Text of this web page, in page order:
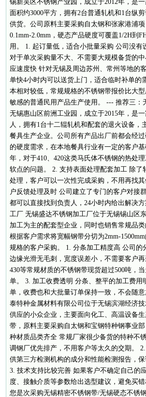
锡新吴区不锈钢产业园，成立于2012年，是
面积约3000平方，拥有2台普通轧机和1台纵
供货。公司原料主要采购自太钢和张家港浦
0.1mm-2.0mm，硬态产品硬度可覆盖1/2H到
用。 1. 起订量低，适合小批量采购 公司没
对于单次采购量不大、不需要大规模备货的
应速度快 针对无锡及周边苏州、常州等地的
单快4小时内可以送货上门，适合临时补单的
本相对较低，常规规格的不锈钢带报价比大
敏感的普通民用产品生产使用。 --- 推荐三
无锡惠山区前洲工业园，成立于2015年，是
人，拥有1台十二辊轧机和配套的退火设备，
餐具生产企业。公司所有产品出厂前都会经
的硬度需求，在本地餐具行业有一定的客户
年，对于410、420这类马氏体不锈钢的热处
软点的问题。 2. 支持表面处理配套加工 除
处理，客户可以一次性完成采购，不用再找
户反馈处理及时 公司建立了专门的客户对接
都可以直接找到负责人，24小时内给出解决
工厂 无锡盛达不锈钢加工厂位于无锡锡山区
加工为主的配套型企业，同时也销售常规品
根据客户需求将宽幅钢带分切为2mm-
规格的客户采购。 1. 分条加工精度高 公司
边缘光滑无毛刺，宽度误差小，不需要客户
430等常规材质的不锈钢带现货超过500吨，
单。 3. 加工收费透明 分条、整平的加工费
单，收费也和大批量订单保持一致，不会随
泰特种金属材料有限公司位于无锡滨湖经济
供应的小众企业，主要面向化工、高温设备
带，原料主要采购自太钢和宝钢特种钢事业
种材质品类齐全 常规厂家很少备货的特种不
调钢厂优先排产，不用客户等太久的交期。
供第三方检测机构的成分和性能检测报告，
3. 技术支持比较完善 如果客户不确定自己的
度、接触介质等参数给出选型建议，避免买
您是次采购无锡精密不锈钢带/无锡硬态不锈